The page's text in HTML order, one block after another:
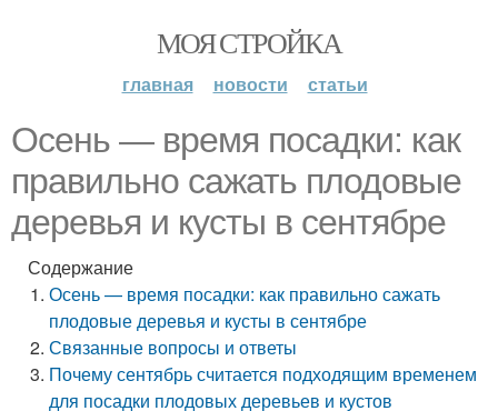
МОЯ СТРОЙКА
главная новости статьи
Осень — время посадки: как
правильно сажать плодовые
деревья и кусты в сентябре
Содержание
Осень — время посадки: как правильно сажать
плодовые деревья и кусты в сентябре
Связанные вопросы и ответы
Почему сентябрь считается подходящим временем
для посадки плодовых деревьев и кустов